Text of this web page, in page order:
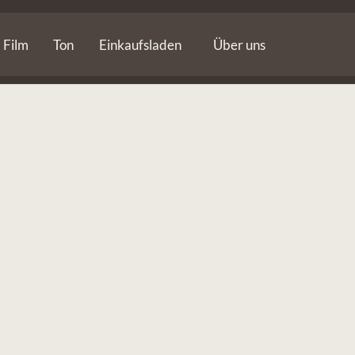
Film Ton Einkaufsladen Über uns